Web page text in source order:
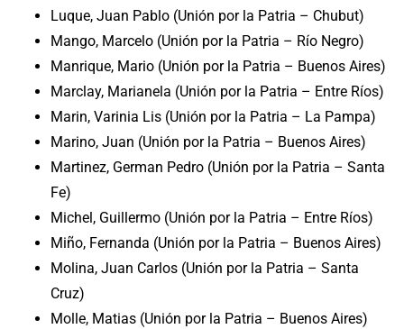
Luque, Juan Pablo (Unión por la Patria – Chubut)
Mango, Marcelo (Unión por la Patria – Río Negro)
Manrique, Mario (Unión por la Patria – Buenos Aires)
Marclay, Marianela (Unión por la Patria – Entre Ríos)
Marin, Varinia Lis (Unión por la Patria – La Pampa)
Marino, Juan (Unión por la Patria – Buenos Aires)
Martinez, German Pedro (Unión por la Patria – Santa
Fe)
Michel, Guillermo (Unión por la Patria – Entre Ríos)
Miño, Fernanda (Unión por la Patria – Buenos Aires)
Molina, Juan Carlos (Unión por la Patria – Santa
Cruz)
Molle, Matias (Unión por la Patria – Buenos Aires)